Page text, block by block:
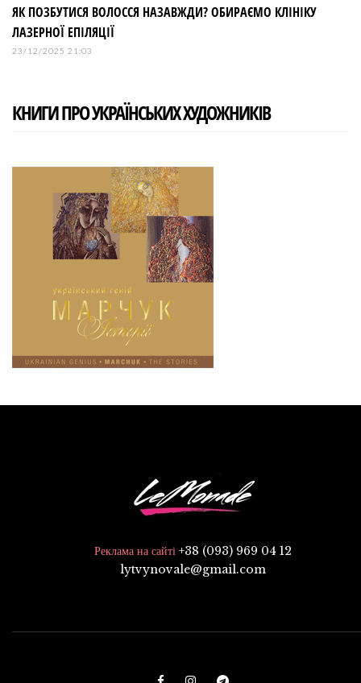
ЯК ПОЗБУТИСЯ ВОЛОССЯ НАЗАВЖДИ? ОБИРАЄМО КЛІНІКУ
ЛАЗЕРНОЇ ЕПІЛЯЦІЇ
23/12/2025 21:03
КНИГИ ПРО УКРАЇНСЬКИХ ХУДОЖНИКІВ
Реклама на сайті +38 (093) 969 04 12
lytvynovale@gmail.com